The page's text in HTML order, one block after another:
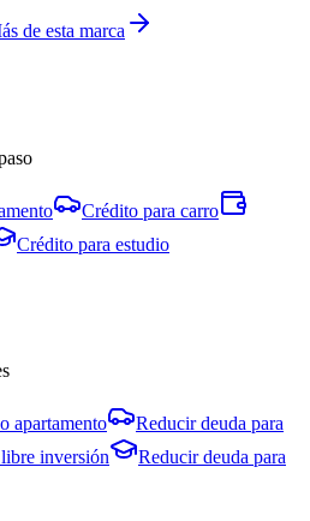
de esta marca
Crédito para carro
Crédito para estudio
apartamento
Reducir deuda para
libre inversión
Reducir deuda para